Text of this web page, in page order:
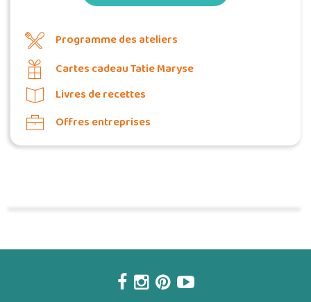
Programme des ateliers
Cartes cadeau Tatie Maryse
Livres de recettes
Offres entreprises